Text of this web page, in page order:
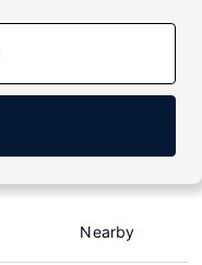
Nearby